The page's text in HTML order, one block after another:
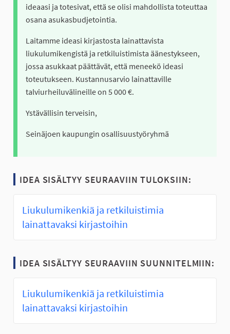
ideaasi ja totesivat, että se olisi mahdollista toteuttaa
osana asukasbudjetointia.
Laitamme ideasi kirjastosta lainattavista
liukulumikengistä ja retkiluistimista äänestykseen,
jossa asukkaat päättävät, että meneekö ideasi
toteutukseen. Kustannusarvio lainattaville
talviurheiluvälineille on 5 000 €.
Ystävällisin terveisin,
Seinäjoen kaupungin osallisuustyöryhmä
IDEA SISÄLTYY SEURAAVIIN TULOKSIIN:
Liukulumikenkiä ja retkiluistimia
lainattavaksi kirjastoihin
IDEA SISÄLTYY SEURAAVIIN SUUNNITELMIIN:
Liukulumikenkiä ja retkiluistimia
lainattavaksi kirjastoihin